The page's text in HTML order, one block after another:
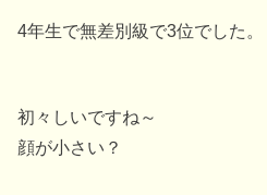
4年生で無差別級で3位でした。
初々しいですね～
顔が小さい？